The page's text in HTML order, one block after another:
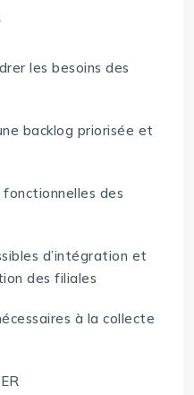
les besoins des
backlog priorisée et
des
d’intégration et
des filiales
à la collecte